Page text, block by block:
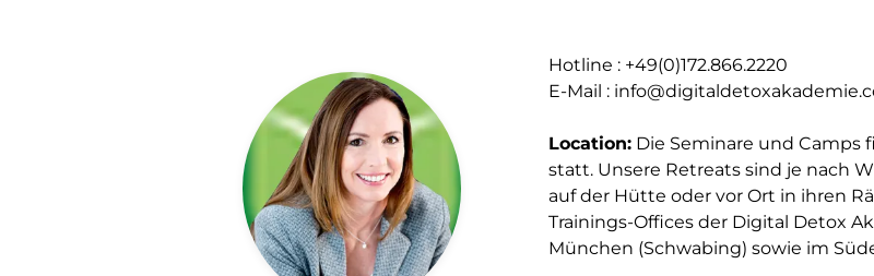
Hotline : +49(0)172.866.2220
E-Mail :
Location: Die Seminare und
statt. Unsere Retreats sind je nach
auf der Hütte oder vor Ort in ihren
Trainings-Offices der Digital Detox
München (Schwabing) sowie im